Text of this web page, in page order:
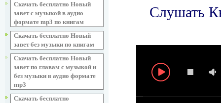
Скачать бесплатно Новый
завет с музыкой в аудио
формате mp3 по книгам
Скачать бесплатно Новый
завет без музыки по книгам
Скачать бесплатно Новый
завет по главам с музыкой и
без музыки в аудио формате
mp3
Скачать бесплатно